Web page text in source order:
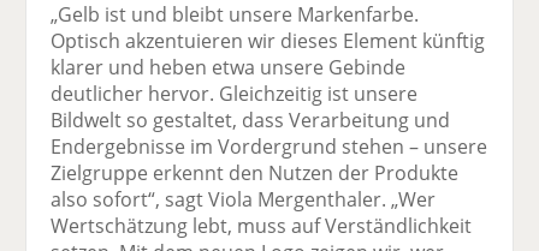
„Gelb ist und bleibt unsere Markenfarbe.
Optisch akzentuieren wir dieses Element künftig
klarer und heben etwa unsere Gebinde
deutlicher hervor. Gleichzeitig ist unsere
Bildwelt so gestaltet, dass Verarbeitung und
Endergebnisse im Vordergrund stehen – unsere
Zielgruppe erkennt den Nutzen der Produkte
also sofort“, sagt Viola Mergenthaler. „Wer
Wertschätzung lebt, muss auf Verständlichkeit